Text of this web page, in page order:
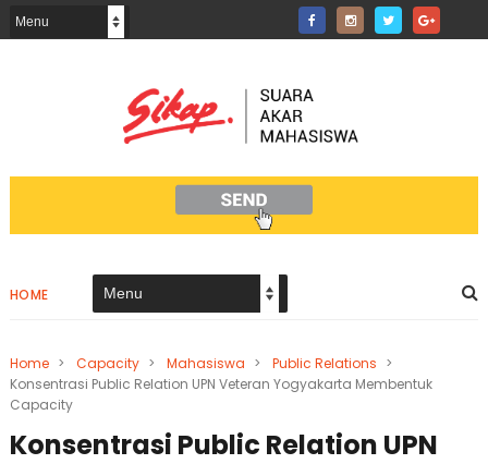
HOME
Home > Capacity > Mahasiswa > Public Relations >
Konsentrasi Public Relation UPN Veteran Yogyakarta Membentuk
Capacity
Konsentrasi Public Relation UPN